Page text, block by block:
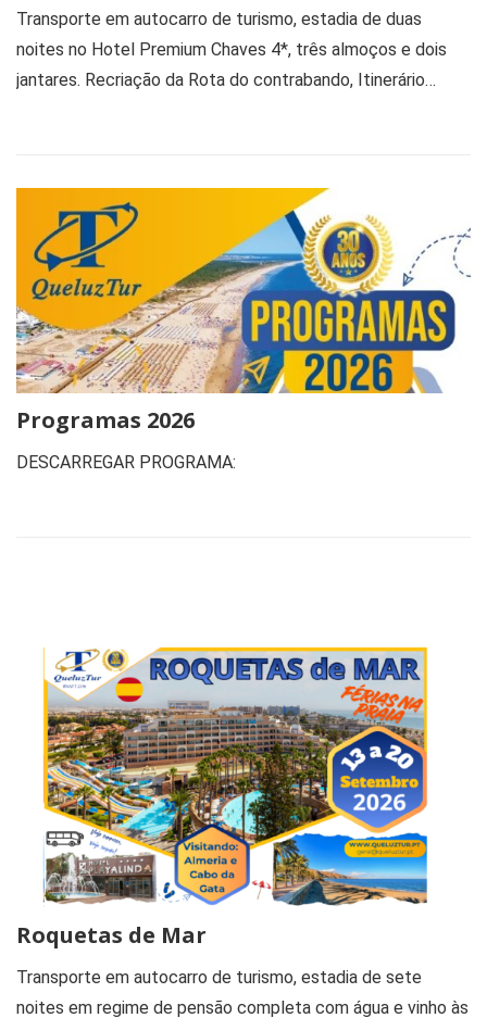
Transporte em autocarro de turismo, estadia de duas
noites no Hotel Premium Chaves 4*, três almoços e dois
jantares. Recriação da Rota do contrabando, Itinerário…
Programas 2026
DESCARREGAR PROGRAMA:
Roquetas de Mar
Transporte em autocarro de turismo, estadia de sete
noites em regime de pensão completa com água e vinho às